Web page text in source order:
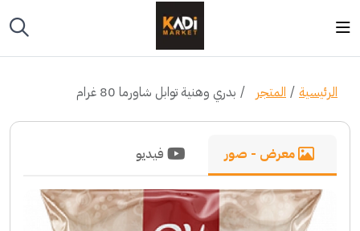
الرئيسية المتجر بدري وهنية توابل شاورما 80 غرام
معرض - صور فيديو